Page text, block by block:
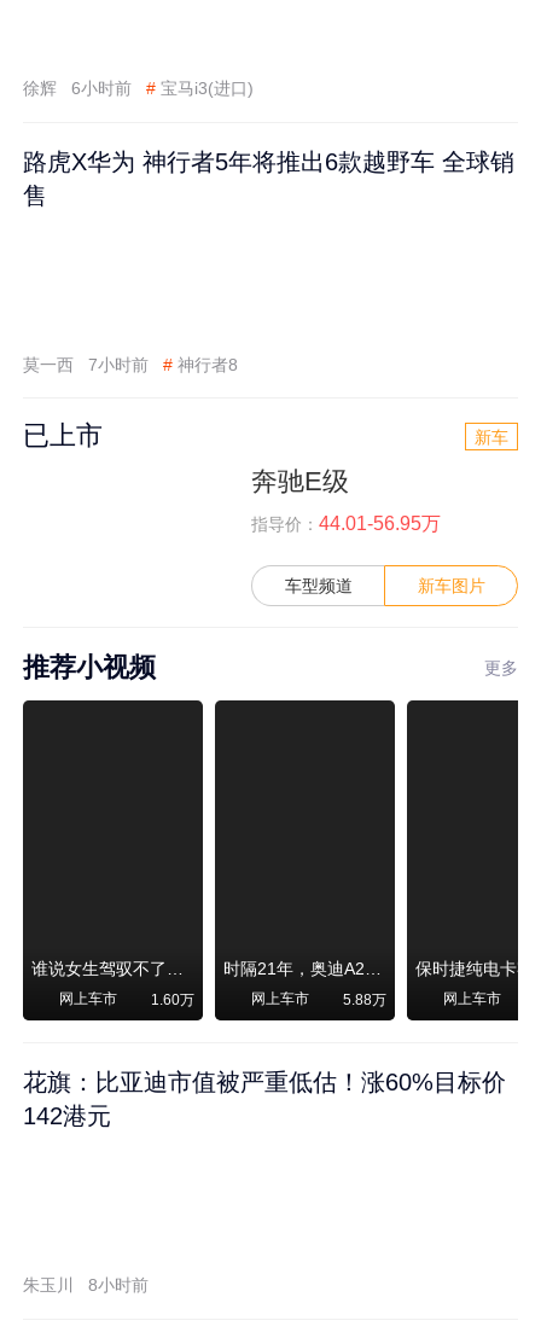
徐辉 6小时前 # 宝马i3(进口)
路虎X华为 神行者5年将推出6款越野车 全球销
售
莫一西 7小时前 # 神行者8
已上市 新车
奔驰E级
指导价： 44.01-56.95万
车型频道 新车图片
推荐小视频 更多
谁说女生驾驭不了大SUV？看我开问界M6驰骋坝上草原！
网上车市 1.60万
时隔21年，奥迪A2强势归来！
网上车市 5.88万 网上车市
花旗：比亚迪市值被严重低估！涨60%目标价
142港元
朱玉川 8小时前